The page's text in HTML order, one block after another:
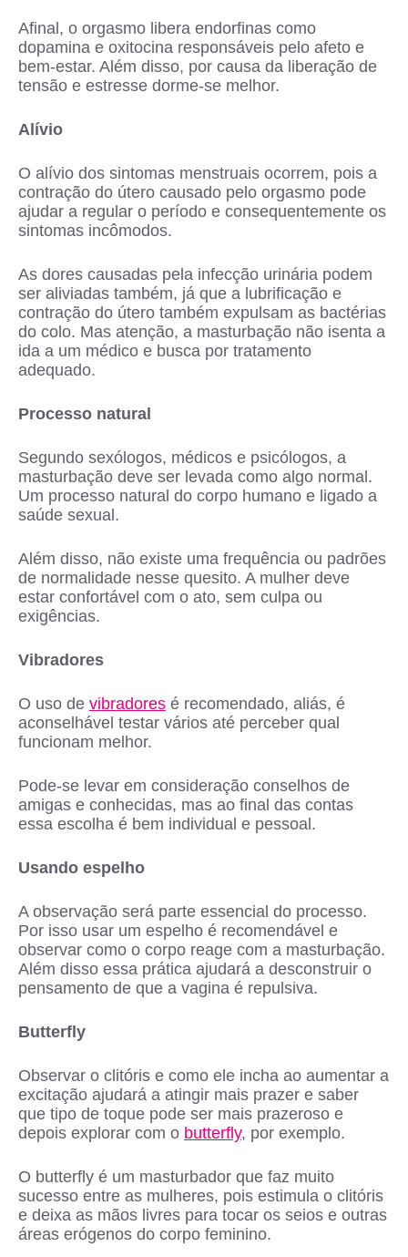
Afinal, o orgasmo libera endorfinas como
dopamina e oxitocina responsáveis pelo afeto e
bem-estar. Além disso, por causa da liberação de
tensão e estresse dorme-se melhor.
Alívio
O alívio dos sintomas menstruais ocorrem, pois a
contração do útero causado pelo orgasmo pode
ajudar a regular o período e consequentemente os
sintomas incômodos.
As dores causadas pela infecção urinária podem
ser aliviadas também, já que a lubrificação e
contração do útero também expulsam as bactérias
do colo. Mas atenção, a masturbação não isenta a
ida a um médico e busca por tratamento
adequado.
Processo natural
Segundo sexólogos, médicos e psicólogos, a
masturbação deve ser levada como algo normal.
Um processo natural do corpo humano e ligado a
saúde sexual.
Além disso, não existe uma frequência ou padrões
de normalidade nesse quesito. A mulher deve
estar confortável com o ato, sem culpa ou
exigências.
Vibradores
O uso de vibradores é recomendado, aliás, é
aconselhável testar vários até perceber qual
funcionam melhor.
Pode-se levar em consideração conselhos de
amigas e conhecidas, mas ao final das contas
essa escolha é bem individual e pessoal.
Usando espelho
A observação será parte essencial do processo.
Por isso usar um espelho é recomendável e
observar como o corpo reage com a masturbação.
Além disso essa prática ajudará a desconstruir o
pensamento de que a vagina é repulsiva.
Butterfly
Observar o clitóris e como ele incha ao aumentar a
excitação ajudará a atingir mais prazer e saber
que tipo de toque pode ser mais prazeroso e
depois explorar com o butterfly, por exemplo.
O butterfly é um masturbador que faz muito
sucesso entre as mulheres, pois estimula o clitóris
e deixa as mãos livres para tocar os seios e outras
áreas erógenos do corpo feminino.